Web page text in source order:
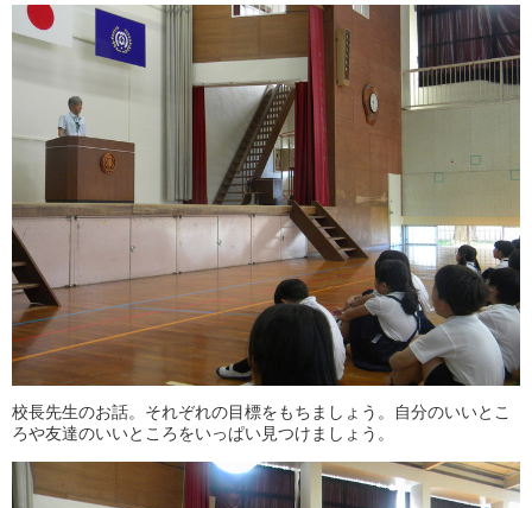
校長先生のお話。それぞれの目標をもちましょう。自分のいいとこ
ろや友達のいいところをいっぱい見つけましょう。